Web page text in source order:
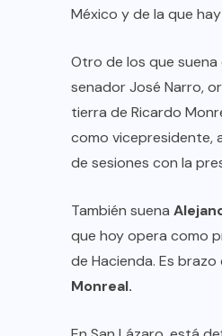
México y de la que
Otro de los que
senador José Narro,
tierra de Ricardo
como vicepresidente,
de sesiones con la
También suena
que hoy opera como
de Hacienda. Es
Monreal.